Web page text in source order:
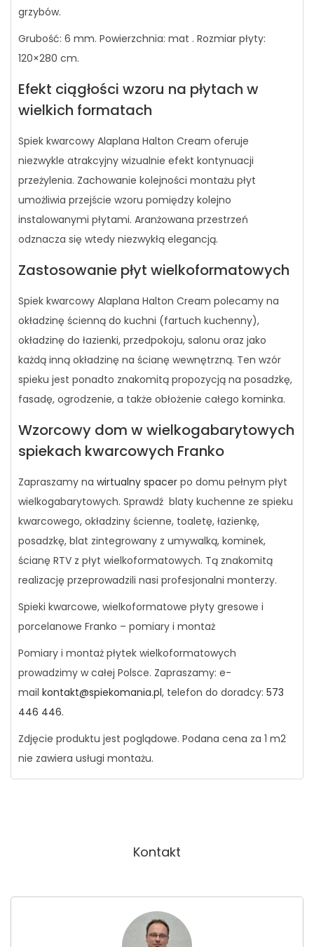
grzybów.
Grubość: 6 mm. Powierzchnia: mat . Rozmiar płyty:
120×280 cm.
Efekt ciągłości wzoru na płytach w
wielkich formatach
Spiek kwarcowy Alaplana Halton Cream oferuje
niezwykle atrakcyjny wizualnie efekt kontynuacji
przeżylenia. Zachowanie kolejności montażu płyt
umożliwia przejście wzoru pomiędzy kolejno
instalowanymi płytami. Aranżowana przestrzeń
odznacza się wtedy niezwykłą elegancją.
Zastosowanie płyt wielkoformatowych
Spiek kwarcowy Alaplana Halton Cream polecamy na
okładzinę ścienną do kuchni (fartuch kuchenny),
okładzinę do łazienki, przedpokoju, salonu oraz jako
każdą inną okładzinę na ścianę wewnętrzną. Ten wzór
spieku jest ponadto znakomitą propozycją na posadzkę,
fasadę, ogrodzenie, a także obłożenie całego kominka.
Wzorcowy dom w wielkogabarytowych
spiekach kwarcowych Franko
Zapraszamy na wirtualny spacer po domu pełnym płyt
wielkogabarytowych. Sprawdź blaty kuchenne ze spieku
kwarcowego, okładziny ścienne, toaletę, łazienkę,
posadzkę, blat zintegrowany z umywalką, kominek,
ścianę RTV z płyt wielkoformatowych. Tą znakomitą
realizację przeprowadzili nasi profesjonalni monterzy.
Spieki kwarcowe, wielkoformatowe płyty gresowe i
porcelanowe Franko – pomiary i montaż
Pomiary i montaż płytek wielkoformatowych
prowadzimy w całej Polsce. Zapraszamy: e-
mail kontakt@spiekomania.pl, telefon do doradcy: 573
446 446.
Zdjęcie produktu jest poglądowe. Podana cena za 1 m2
nie zawiera usługi montażu.
Kontakt